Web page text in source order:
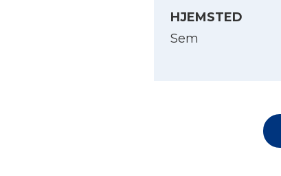
HJEMSTED
Sem